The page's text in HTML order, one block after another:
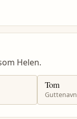
Helen.
Tom
Guttenavn